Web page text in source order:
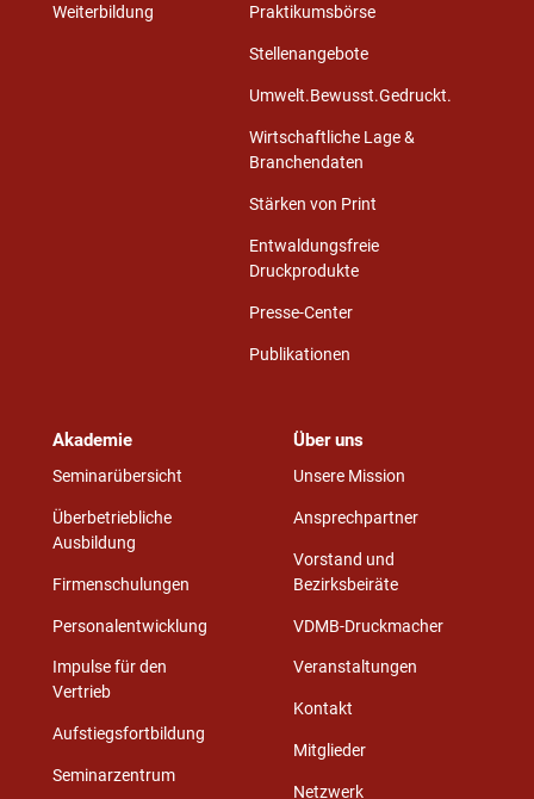
Weiterbildung
Praktikumsbörse
Stellenangebote
Umwelt.Bewusst.Gedruckt.
Wirtschaftliche Lage &
Branchendaten
Stärken von Print
Entwaldungsfreie
Druckprodukte
Presse-Center
Publikationen
Akademie
Seminarübersicht
Überbetriebliche
Ausbildung
Firmenschulungen
Personalentwicklung
Impulse für den
Vertrieb
Aufstiegsfortbildung
Seminarzentrum
Über uns
Unsere Mission
Ansprechpartner
Vorstand und
Bezirksbeiräte
VDMB-Druckmacher
Veranstaltungen
Kontakt
Mitglieder
Netzwerk